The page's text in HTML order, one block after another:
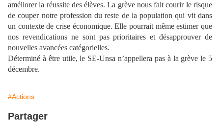
améliorer la réussite des élèves. La grève nous fait courir le risque
de couper notre profession du reste de la population qui vit dans
un contexte de crise économique. Elle pourrait même estimer que
nos revendications ne sont pas prioritaires et désapprouver de
nouvelles avancées catégorielles.
Déterminé à être utile, le SE-Unsa n’appellera pas à la grève le 5
décembre.
#Actions
Partager